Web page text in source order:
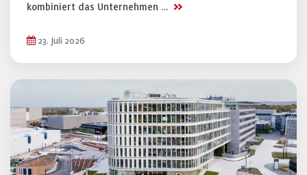
kombiniert das Unternehmen … >>
23. Juli 2026